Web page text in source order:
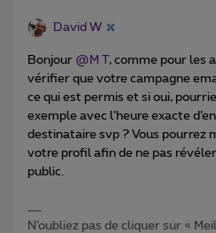
David W
Bonjour @M T, comme pour les
vérifier que votre campagne
ce qui est permis et si oui,
exemple avec l’heure exacte
destinataire svp ? Vous pourrez
votre profil afin de ne pas
public.
N’oubliez pas de cliquer sur «